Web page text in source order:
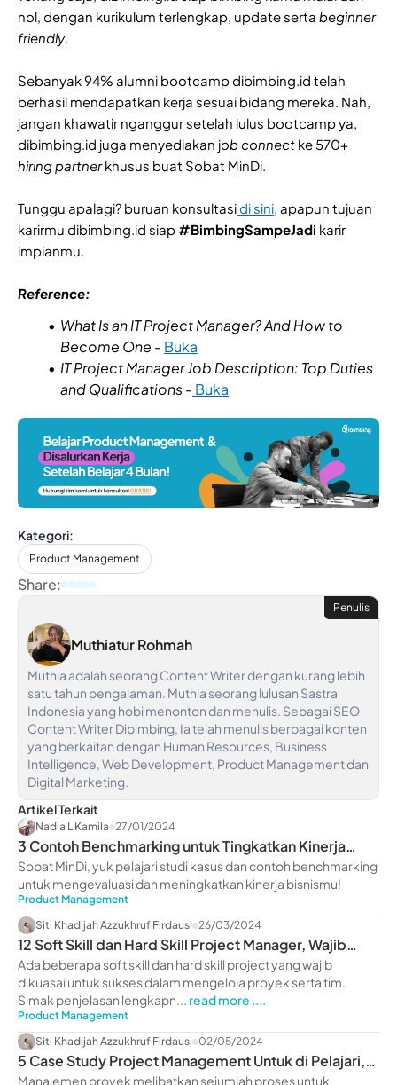
nol, dengan kurikulum terlengkap, update serta beginner
friendly.
Sebanyak 94% alumni bootcamp dibimbing.id telah
berhasil mendapatkan kerja sesuai bidang mereka. Nah,
jangan khawatir nganggur setelah lulus bootcamp ya,
dibimbing.id juga menyediakan job connect ke 570+
hiring partnerkhusus buat Sobat MinDi.
Tunggu apalagi? buruan konsultasidi sini, apapun tujuan
karirmu dibimbing.id siap #BimbingSampeJadi karir
impianmu.
Reference:
What Is an IT Project Manager? And How to
Become One - Buka
IT Project Manager Job Description: Top Duties
and Qualifications- Buka
Kategori:
Product Management
Share:
Penulis
Muthiatur Rohmah
Muthia adalah seorang Content Writer dengan kurang lebih
satu tahun pengalaman. Muthia seorang lulusan Sastra
Indonesia yang hobi menonton dan menulis. Sebagai SEO
Content Writer Dibimbing, Ia telah menulis berbagai konten
yang berkaitan dengan Human Resources, Business
Intelligence, Web Development, Product Management dan
Digital Marketing.
Artikel Terkait
Nadia L Kamila 27/01/2024
3 Contoh Benchmarking untuk Tingkatkan Kinerja
Bisnis
Sobat MinDi, yuk pelajari studi kasus dan contoh benchmarking
untuk mengevaluasi dan meningkatkan kinerja bisnismu!
Product Management
Siti Khadijah Azzukhruf Firdausi 26/03/2024
12 Soft Skill dan Hard Skill Project Manager, Wajib
Dikuasai
Ada beberapa soft skill dan hard skill project yang wajib
dikuasai untuk sukses dalam mengelola proyek serta tim.
Simak penjelasan lengkapn... read more ....
Product Management
Siti Khadijah Azzukhruf Firdausi 02/05/2024
5 Case Study Project Management Untuk di Pelajari,
Manajemen proyek melibatkan sejumlah proses untuk